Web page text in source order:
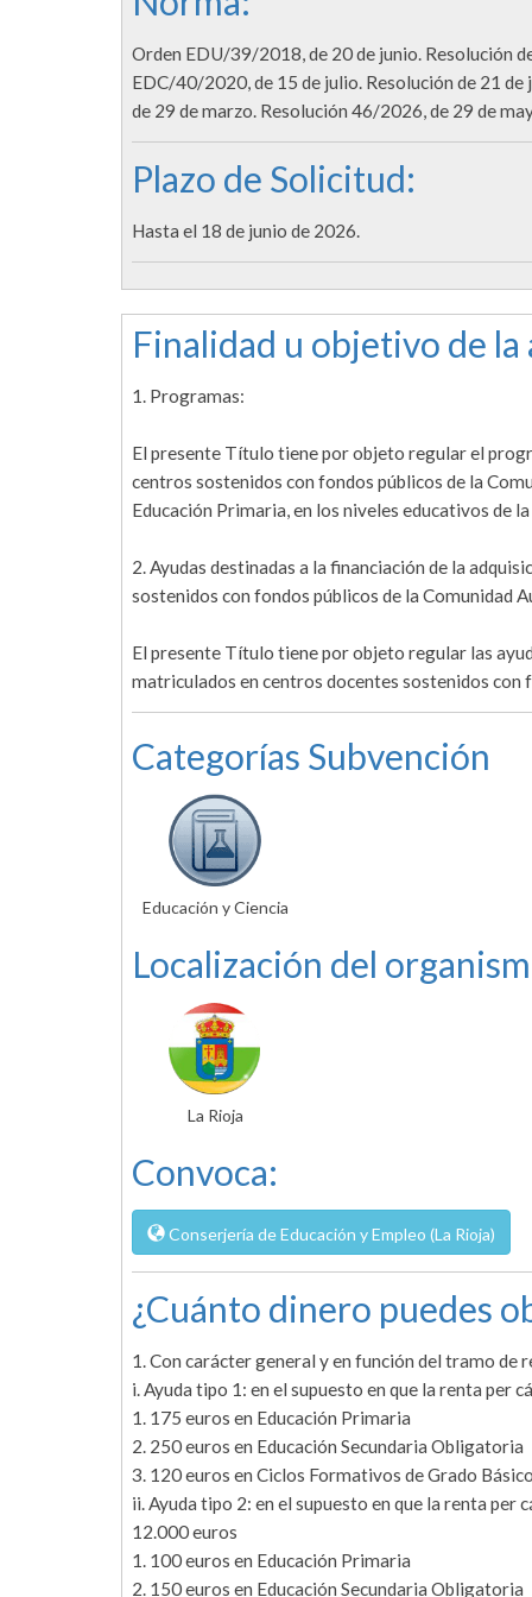
Orden EDU/39/2018, de 20 de junio. Resolución
EDC/40/2020, de 15 de julio. Resolución de 21
de 29 de marzo. Resolución 46/2026, de 29 de
Plazo de Solicitud:
Hasta el 18 de junio de 2026.
Finalidad u objetivo de la
1. Programas:
El presente Título tiene por objeto regular el
centros sostenidos con fondos públicos de la
Educación Primaria, en los niveles educativos de
2. Ayudas destinadas a la financiación de la
sostenidos con fondos públicos de la Comunidad
El presente Título tiene por objeto regular las
matriculados en centros docentes sostenidos con
Categorías Subvención
Educación y Ciencia
Localización del
La Rioja
Convoca:
Conserjería de Educación y Empleo (La Rioja)
¿Cuánto dinero puedes
1. Con carácter general y en función del tramo
i. Ayuda tipo 1: en el supuesto en que la renta per
1. 175 euros en Educación Primaria
2. 250 euros en Educación Secundaria Obligatoria
3. 120 euros en Ciclos Formativos de Grado
ii. Ayuda tipo 2: en el supuesto en que la renta
12.000 euros
1. 100 euros en Educación Primaria
2. 150 euros en Educación Secundaria Obligatoria